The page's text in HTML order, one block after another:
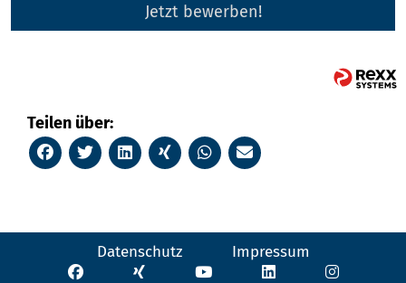
Jetzt bewerben!
Teilen über:
Datenschutz Impressum